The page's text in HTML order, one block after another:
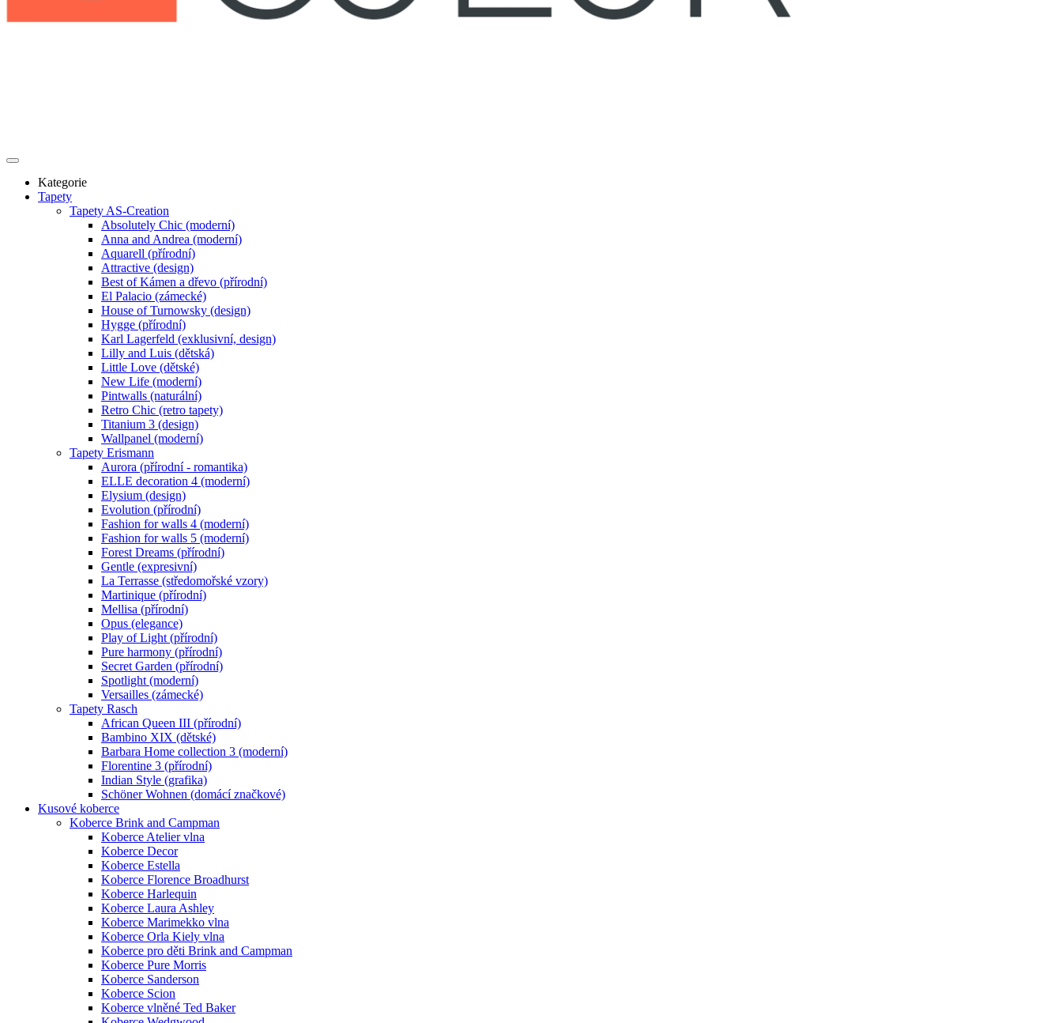
Kategorie
Tapety
Tapety AS-Creation
Absolutely Chic (moderní)
Anna and Andrea (moderní)
Aquarell (přírodní)
Attractive (design)
Best of Kámen a dřevo (přírodní)
El Palacio (zámecké)
House of Turnowsky (design)
Hygge (přírodní)
Karl Lagerfeld (exklusivní, design)
Lilly and Luis (dětská)
Little Love (dětské)
New Life (moderní)
Pintwalls (naturální)
Retro Chic (retro tapety)
Titanium 3 (design)
Wallpanel (moderní)
Tapety Erismann
Aurora (přírodní - romantika)
ELLE decoration 4 (moderní)
Elysium (design)
Evolution (přírodní)
Fashion for walls 4 (moderní)
Fashion for walls 5 (moderní)
Forest Dreams (přírodní)
Gentle (expresivní)
La Terrasse (středomořské vzory)
Martinique (přírodní)
Mellisa (přírodní)
Opus (elegance)
Play of Light (přírodní)
Pure harmony (přírodní)
Secret Garden (přírodní)
Spotlight (moderní)
Versailles (zámecké)
Tapety Rasch
African Queen III (přírodní)
Bambino XIX (dětské)
Barbara Home collection 3 (moderní)
Florentine 3 (přírodní)
Indian Style (grafika)
Schöner Wohnen (domácí značkové)
Kusové koberce
Koberce Brink and Campman
Koberce Atelier vlna
Koberce Decor
Koberce Estella
Koberce Florence Broadhurst
Koberce Harlequin
Koberce Laura Ashley
Koberce Marimekko vlna
Koberce Orla Kiely vlna
Koberce pro děti Brink and Campman
Koberce Pure Morris
Koberce Sanderson
Koberce Scion
Koberce vlněné Ted Baker